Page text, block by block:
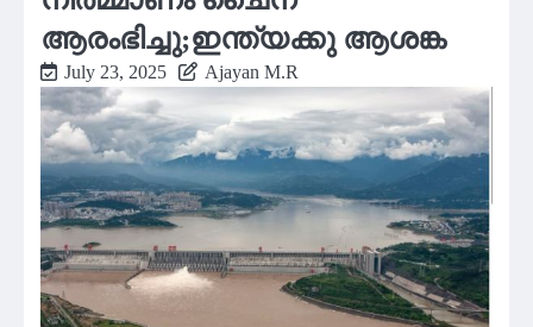
ആരംഭിച്ചു;ഇന്ത്യക്കു ആശങ്ക
July 23, 2025 Ajayan M.R